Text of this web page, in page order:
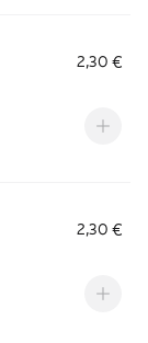
2,30 €
2,30 €